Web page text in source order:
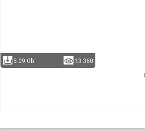
5.09 Gb 13 360